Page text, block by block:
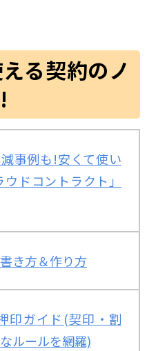
る契約のノ
事例も!安くて使い
ドコントラクト」
き方＆作り方
印ガイド(契印・割
ルールを網羅)